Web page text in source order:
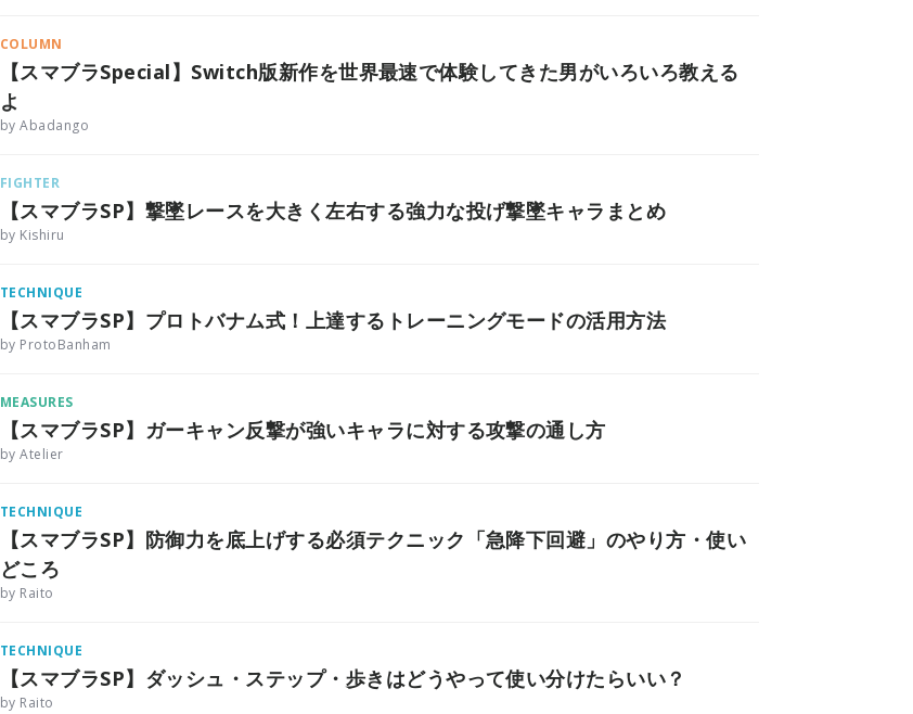
COLUMN
【スマブラSpecial】Switch版新作を世界最速で体験してきた男がいろいろ教える
よ
by Abadango
FIGHTER
【スマブラSP】撃墜レースを大きく左右する強力な投げ撃墜キャラまとめ
by Kishiru
TECHNIQUE
【スマブラSP】プロトバナム式！上達するトレーニングモードの活用方法
by ProtoBanham
MEASURES
【スマブラSP】ガーキャン反撃が強いキャラに対する攻撃の通し方
by Atelier
TECHNIQUE
【スマブラSP】防御力を底上げする必須テクニック「急降下回避」のやり方・使い
どころ
by Raito
TECHNIQUE
【スマブラSP】ダッシュ・ステップ・歩きはどうやって使い分けたらいい？
by Raito